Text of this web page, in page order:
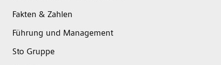
Fakten & Zahlen
Führung und Management
Sto Gruppe